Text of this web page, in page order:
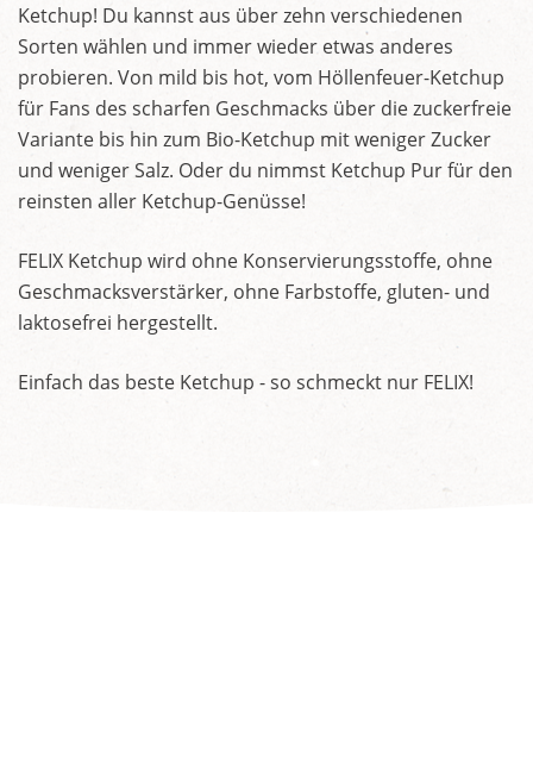
Ketchup! Du kannst aus über zehn verschiedenen
Sorten wählen und immer wieder etwas anderes
probieren. Von mild bis hot, vom Höllenfeuer-Ketchup
für Fans des scharfen Geschmacks über die zuckerfreie
Variante bis hin zum Bio-Ketchup mit weniger Zucker
und weniger Salz. Oder du nimmst Ketchup Pur für den
reinsten aller Ketchup-Genüsse!
FELIX Ketchup wird ohne Konservierungsstoffe, ohne
Geschmacksverstärker, ohne Farbstoffe, gluten- und
laktosefrei hergestellt.
Einfach das beste Ketchup - so schmeckt nur FELIX!